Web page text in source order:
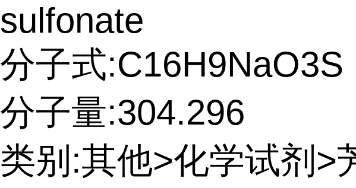
sulfonate
分子式:C16H9NaO3S
分子量:304.296
类别:其他>化学试剂>